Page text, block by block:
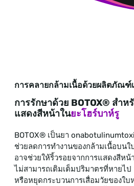
การคลายกล้ามเนื้อด้วยผลิตภัณฑ์
การรักษาด้วย BOTOX® สำห
แสดงสีหน้าในยะโฮร์บาห์รู
BOTOX® เป็นยา
ช่วยลดการทำงานของกล้ามเนื้อบน
อาจช่วยให้ริ้วรอยจากการแสดงสีหน้
ไม่สามารถเติมเต็มปริมาตรที่หายไป
หรือหยุดกระบวนการเสื่อมวัยของใบ